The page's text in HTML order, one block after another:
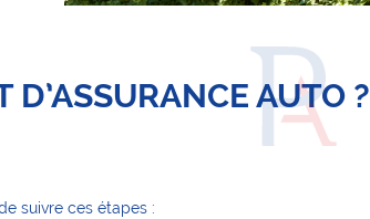
AUTO ?
suivre ces étapes :